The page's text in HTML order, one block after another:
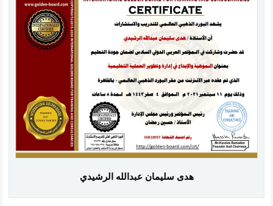
هدى سليمان عبدالله الرشيدي